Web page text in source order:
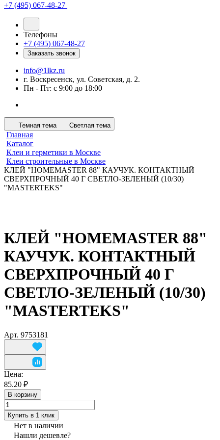
+7 (495) 067-48-27
Телефоны
+7 (495) 067-48-27
Заказать звонок
info@1lkz.ru
г. Воскресенск, ул. Советская, д. 2.
Пн - Пт: с 9:00 до 18:00
Темная тема Светлая тема
Главная
Каталог
Клеи и герметики в Москве
Клеи строительные в Москве
КЛЕЙ "HOMEMASTER 88" КАУЧУК. КОНТАКТНЫЙ
СВЕРХПРОЧНЫЙ 40 Г СВЕТЛО-ЗЕЛЕНЫЙ (10/30)
"MASTERTEKS"
КЛЕЙ "HOMEMASTER 88"
КАУЧУК. КОНТАКТНЫЙ
СВЕРХПРОЧНЫЙ 40 Г
СВЕТЛО-ЗЕЛЕНЫЙ (10/30)
"MASTERTEKS"
Арт. 9753181
Цена:
85.20 ₽
В корзину
Купить в 1 клик
Нет в наличии
Нашли дешевле?